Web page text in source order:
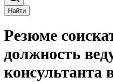
Найти
Резюме
должность
консультанта